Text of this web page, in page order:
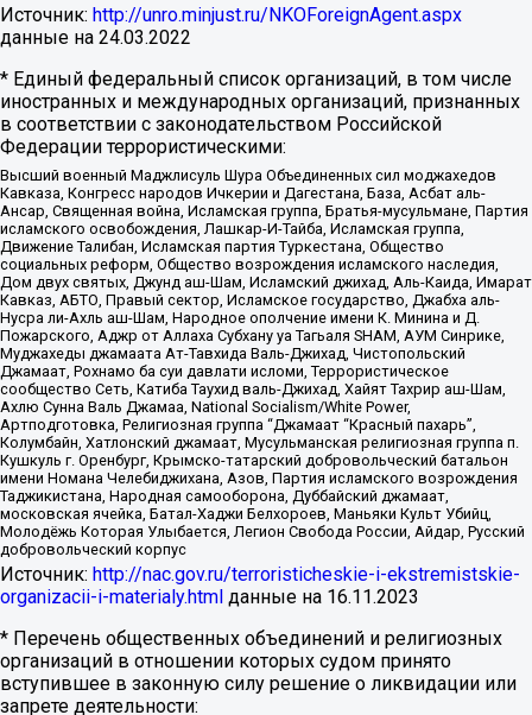
Источник: http://unro.minjust.ru/NKOForeignAgent.aspx
данные на 24.03.2022
* Единый федеральный список организаций, в том числе
иностранных и международных организаций, признанных
в соответствии с законодательством Российской
Федерации террористическими:
Высший военный Маджлисуль Шура Объединенных сил моджахедов
Кавказа, Конгресс народов Ичкерии и Дагестана, База, Асбат аль-
Ансар, Священная война, Исламская группа, Братья-мусульмане, Партия
исламского освобождения, Лашкар-И-Тайба, Исламская группа,
Движение Талибан, Исламская партия Туркестана, Общество
социальных реформ, Общество возрождения исламского наследия,
Дом двух святых, Джунд аш-Шам, Исламский джихад, Аль-Каида, Имарат
Кавказ, АБТО, Правый сектор, Исламское государство, Джабха аль-
Нусра ли-Ахль аш-Шам, Народное ополчение имени К. Минина и Д.
Пожарского, Аджр от Аллаха Субхану уа Тагьаля SHAM, АУМ Синрике,
Муджахеды джамаата Ат-Тавхида Валь-Джихад, Чистопольский
Джамаат, Рохнамо ба суи давлати исломи, Террористическое
сообщество Сеть, Катиба Таухид валь-Джихад, Хайят Тахрир аш-Шам,
Ахлю Сунна Валь Джамаа, National Socialism/White Power,
Артподготовка, Религиозная группа “Джамаат “Красный пахарь”,
Колумбайн, Хатлонский джамаат, Мусульманская религиозная группа п.
Кушкуль г. Оренбург, Крымско-татарский добровольческий батальон
имени Номана Челебиджихана, Азов, Партия исламского возрождения
Таджикистана, Народная самооборона, Дуббайский джамаат,
московская ячейка, Батал-Хаджи Белхороев, Маньяки Культ Убийц,
Молодёжь Которая Улыбается, Легион Свобода России, Айдар, Русский
добровольческий корпус
Источник: http://nac.gov.ru/terroristicheskie-i-ekstremistskie-
organizacii-i-materialy.html данные на 16.11.2023
* Перечень общественных объединений и религиозных
организаций в отношении которых судом принято
вступившее в законную силу решение о ликвидации или
запрете деятельности: